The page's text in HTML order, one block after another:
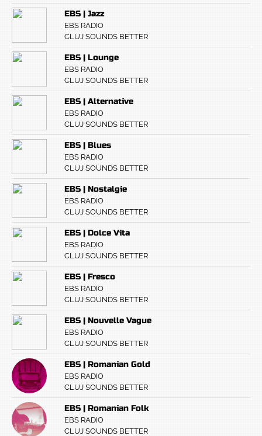
EBS | Jazz
EBS RADIO
CLUJ SOUNDS BETTER
EBS | Lounge
EBS RADIO
CLUJ SOUNDS BETTER
EBS | Alternative
EBS RADIO
CLUJ SOUNDS BETTER
EBS | Blues
EBS RADIO
CLUJ SOUNDS BETTER
EBS | Nostalgie
EBS RADIO
CLUJ SOUNDS BETTER
EBS | Dolce Vita
EBS RADIO
CLUJ SOUNDS BETTER
EBS | Fresco
EBS RADIO
CLUJ SOUNDS BETTER
EBS | Nouvelle Vague
EBS RADIO
CLUJ SOUNDS BETTER
EBS | Romanian Gold
EBS RADIO
CLUJ SOUNDS BETTER
EBS | Romanian Folk
EBS RADIO
CLUJ SOUNDS BETTER